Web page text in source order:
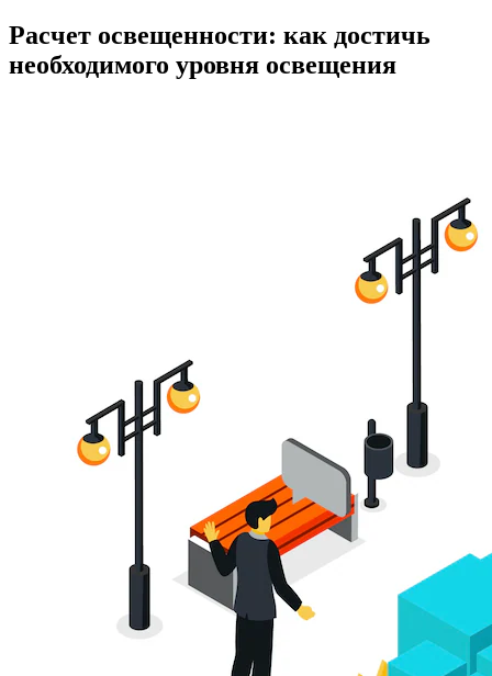
Расчет освещенности: как достичь
необходимого уровня освещения